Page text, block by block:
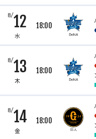
8/12
水
18:00
8/13
木
18:00
8/14
金
18:00